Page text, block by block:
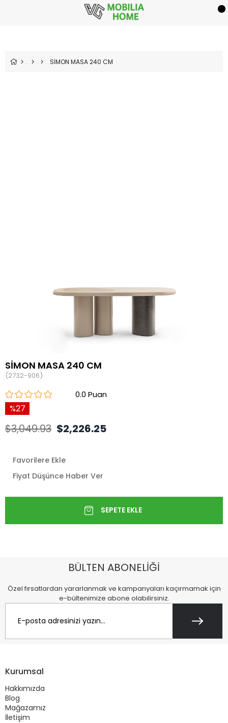
SİMON MASA 240 CM
SİMON MASA 240 CM
(2732-906)
0.0
27
$3,049.93 $2,226.25
Favorilere Ekle
Fiyat Düşünce Haber Ver
BÜLTEN ABONELİĞİ
Özel fırsatlardan yararlanmak ve kampanyaları kaçırmamak için
e-bültenimize abone olabilirsiniz.
Kurumsal
Hakkımızda
Blog
Mağazamız
İletişim